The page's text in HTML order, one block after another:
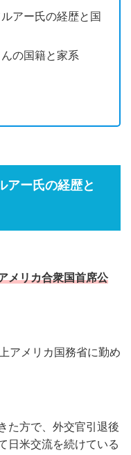
アー氏の経歴と国
の国籍と家系
アー氏の経歴と
メリカ合衆国首席公
アメリカ国務省に勤め
た方で、外交官引退後
日米交流を続けている